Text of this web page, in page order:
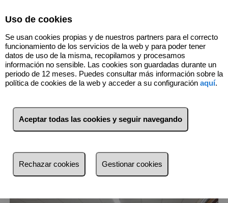
3 Inmuebles Algirós (València)
más reciente
Uso de cookies
Se usan cookies propias y de nuestros partners para el correcto
funcionamiento de los servicios de la web y para poder tener
datos de uso de la misma, recopilamos y procesamos
información no sensible. Las cookies son guardadas durante un
periodo de 12 meses. Puedes consultar más información sobre la
política de cookies de la web y acceder a su configuración aquí.
Aceptar todas las cookies y seguir navegando
Rechazar cookies Gestionar cookies